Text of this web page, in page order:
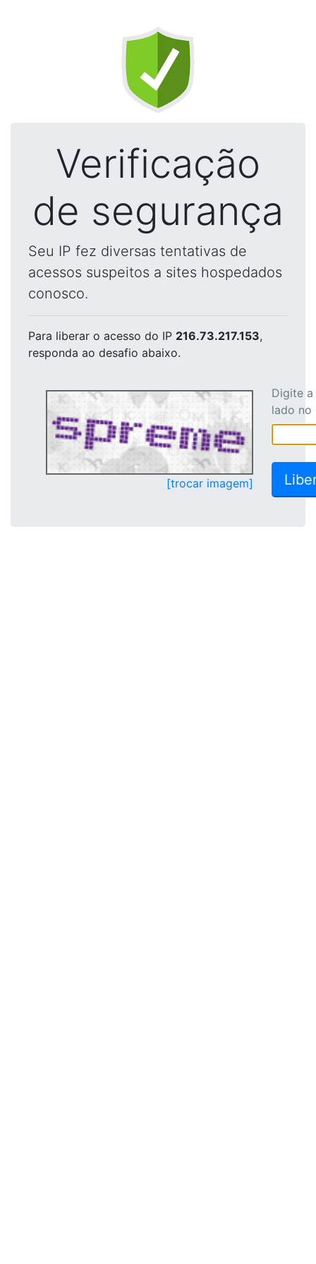
Verificação
de segurança
Seu IP fez diversas tentativas de
acessos suspeitos a sites hospedados
conosco.
Para liberar o acesso do IP 216.73.217.153,
responda ao desafio abaixo.
[trocar imagem]
Digite
lado no